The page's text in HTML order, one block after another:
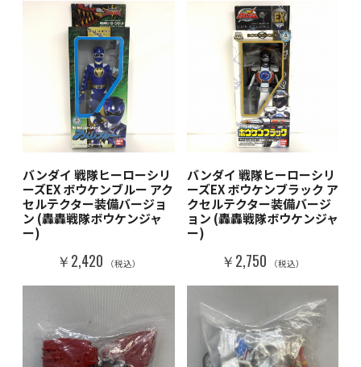
バンダイ 戦隊ヒーローシリ
ーズEX ボウケンブルー アク
セルテクター装備バージョ
ン (轟轟戦隊ボウケンジャ
ー)
￥2,420 （税込）
バンダイ 戦隊ヒーローシリ
ーズEX ボウケンブラック ア
クセルテクター装備バージ
ョン (轟轟戦隊ボウケンジャ
ー)
￥2,750 （税込）